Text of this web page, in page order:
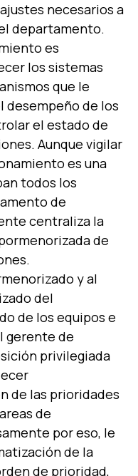
necesarios a
departamento.
es
los sistemas
que le
de los
el estado de
Aunque vigilar
es una
todos los
de
centraliza la
de
y al
del
de los equipos e
gerente de
privilegiada
de las prioridades
de
por eso, le
de la
de prioridad,